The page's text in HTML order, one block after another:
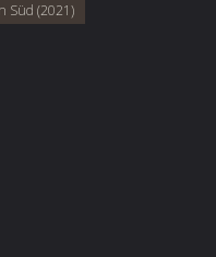
Süd (2021)